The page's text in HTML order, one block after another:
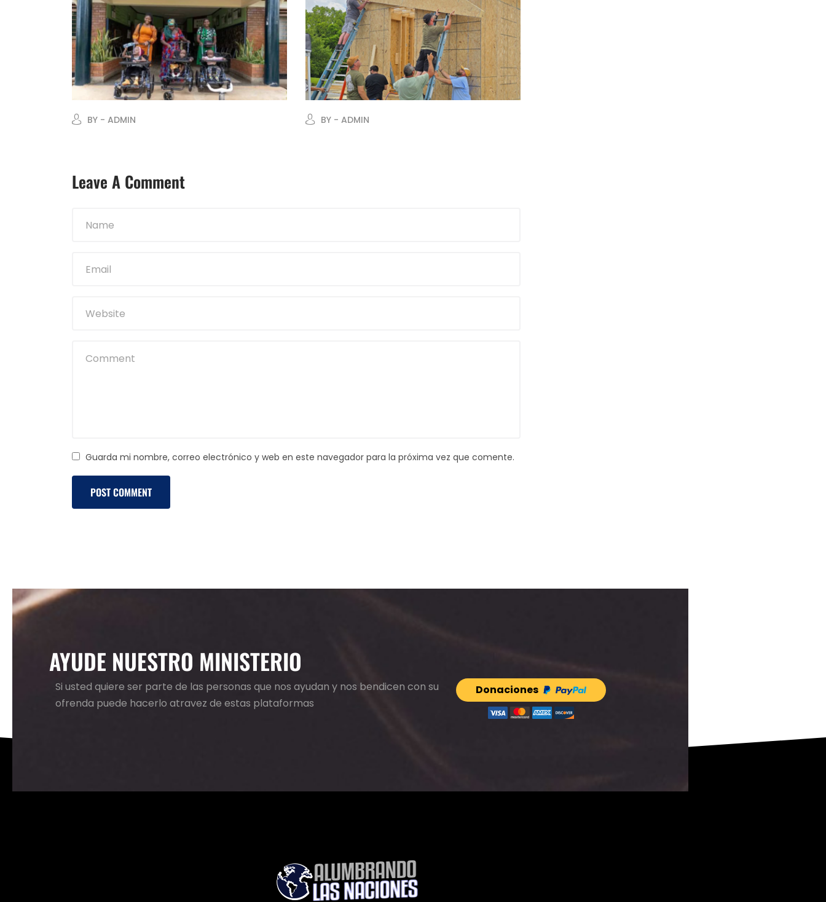
BY - ADMIN BY - ADMIN
Leave A Comment
Guarda mi nombre, correo electrónico y web en este navegador para la próxima vez que comente.
AYUDE NUESTRO MINISTERIO
Si usted quiere ser parte de las personas que nos ayudan y nos bendicen con su
ofrenda puede hacerlo atravez de estas plataformas
Donaciones